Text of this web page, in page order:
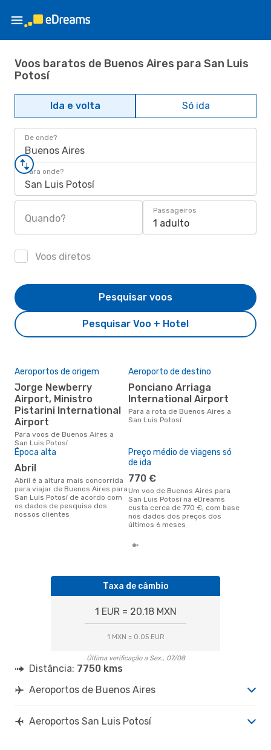
Voos baratos de Buenos Aires para San Luis
Potosí
Ida e volta Só ida
De onde?
Buenos Aires
Para onde?
San Luis Potosí
Quando?
Passageiros
1 adulto
Voos diretos
Pesquisar Voo + Hotel
Pesquisar voos
Aeroportos de origem
Jorge Newberry
Airport, Ministro
Pistarini International
Airport
Para voos de Buenos Aires a
San Luis Potosí
Aeroporto de destino
Ponciano Arriaga
International Airport
Para a rota de Buenos Aires a
San Luis Potosí
Época alta
abril
abril é a altura mais concorrida
para viajar de Buenos Aires para
San Luis Potosí de acordo com
os dados de pesquisa dos
nossos clientes
Preço médio de viagens só
de ida
770 €
Um voo de Buenos Aires para
San Luis Potosí na eDreams
custa cerca de 770 €, com base
nos dados dos preços dos
últimos 6 meses
Taxa de câmbio
1 EUR = 20.18 MXN
1 MXN = 0.05 EUR
Última verificação a Sex., 07/08
Distância: 7750 kms
Aeroportos de Buenos Aires
Aeroportos San Luis Potosí